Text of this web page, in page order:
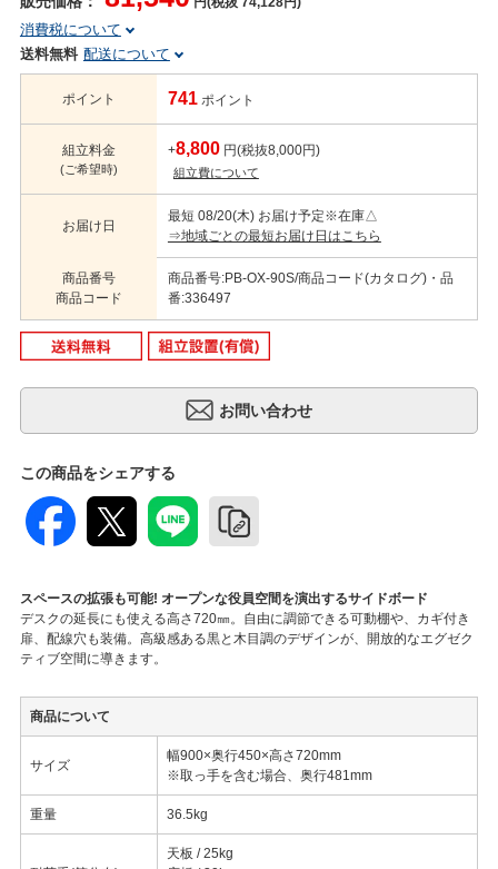
消費税について
送料無料 配送について
ポイント 741 ポイント
組立料金
(ご希望時)
+8,800 円(税抜8,000円)
組立費について
お届け日
最短 08/20(木) お届け予定※在庫△
⇒地域ごとの最短お届け日はこちら
商品番号
商品コード
商品番号:PB-OX-90S/商品コード(カタログ)・品
番:336497
この商品をシェアする
スペースの拡張も可能! オープンな役員空間を演出するサイドボード
デスクの延長にも使える高さ720㎜。自由に調節できる可動棚や、カギ付き
扉、配線穴も装備。高級感ある黒と木目調のデザインが、開放的なエグゼク
ティブ空間に導きます。
商品について
サイズ
幅900×奥行450×高さ720mm
※取っ手を含む場合、奥行481mm
重量 36.5kg
天板 / 25kg